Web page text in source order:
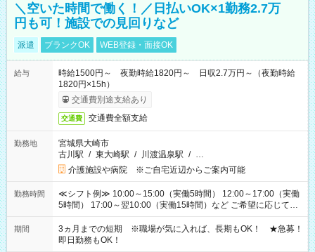
＼空いた時間で働く！／日払いOK×1勤務2.7万
円も可！施設での見回りなど
派遣 ブランクOK WEB登録・面接OK
給与
時給1500円～ 夜勤時給1820円～ 日収2.7万円～（夜勤時給
1820円×15h）
交通費別途支給あり
交通費 交通費全額支給
勤務地
宮城県大崎市
古川駅 / 東大崎駅 / 川渡温泉駅 / …
介護施設や病院 ※ご自宅近辺からご案内可能
勤務時間
≪シフト例≫ 10:00～15:00（実働5時間） 12:00～17:00（実働
5時間） 17:00～翌10:00（実働15時間）など ご希望に応じて、
働く時間は調整できます！ お気軽に担当へ相談ください！
期間
3ヵ月までの短期 ※職場が気に入れば、長期もOK！ ★急募！
即日勤務もOK！